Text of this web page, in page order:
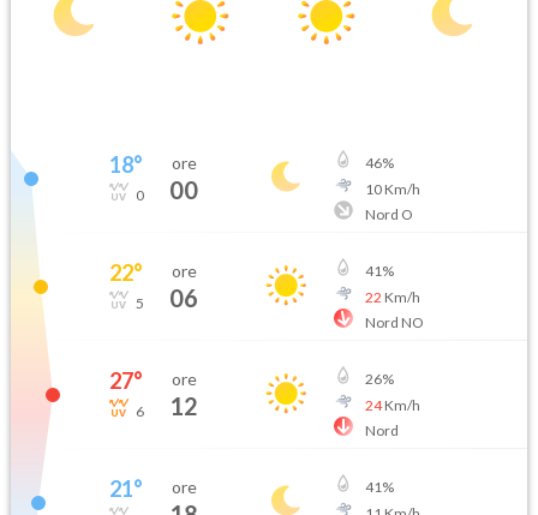
18°
0
ore
00
46%
10Km/h
Nord O
22°
5
ore
06
41%
22 Km/h
Nord NO
27°
6
ore
12
26%
24Km/h
Nord
21° ore 41%